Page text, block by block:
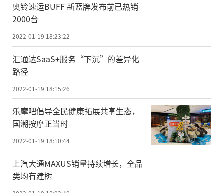
奥铃速运BUFF 新蓝牌发布前已热销
2000台
2022-01-19 18:23:22
汇通达SaaS+服务“下沉”的差异化
路径
2022-01-19 18:15:26
乐摩吧倡导全民健康拓展共享生态，
国潮按摩正当时
2022-01-19 18:10:44
上汽大通MAXUS销量持续增长，全品
类均有建树